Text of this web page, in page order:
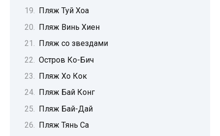
Пляж Туй Хоа
Пляж Винь Хиен
Пляж со звездами
Остров Ко-Бич
Пляж Хо Кок
Пляж Бай Конг
Пляж Бай-Дай
Пляж Тянь Са